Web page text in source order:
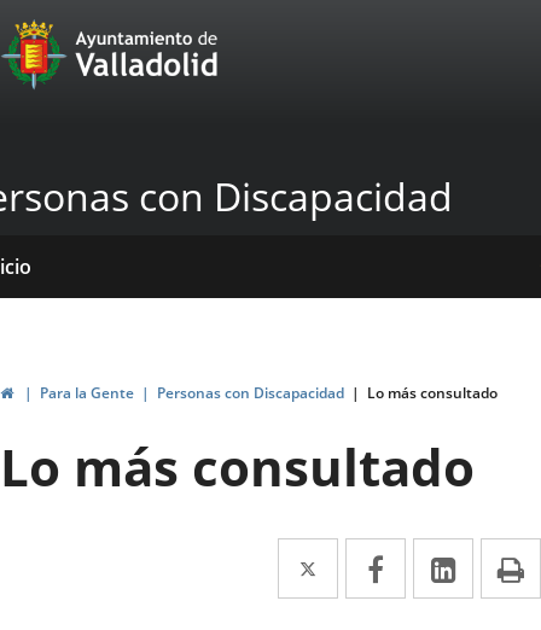
Portal
Web
Ayuntamiento
de
Valladolid
con Discapacidad
InicioPara la Gente Personas con Discapacidad Lo más consultado
Lo más consultado
Twitter
Enlace
a
Facebook
Enlace
a
Enlace
a